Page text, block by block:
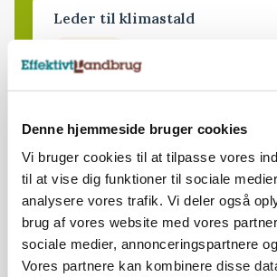
Denne hjemmeside bruger cookies
Vi bruger cookies til at tilpasse vores
til at vise dig funktioner til sociale
analysere vores trafik. Vi deler også
brug af vores website med vores
sociale medier, annonceringspartnere
Vores partnere kan kombinere disse
Leder til klimastald